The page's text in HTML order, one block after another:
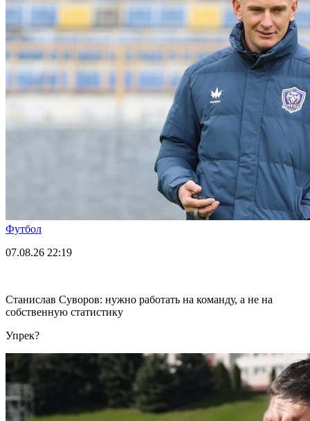
Футбол
07.08.26 22:19
Станислав Суворов: нужно работать на команду, а не на
собственную статистику
Упрек?